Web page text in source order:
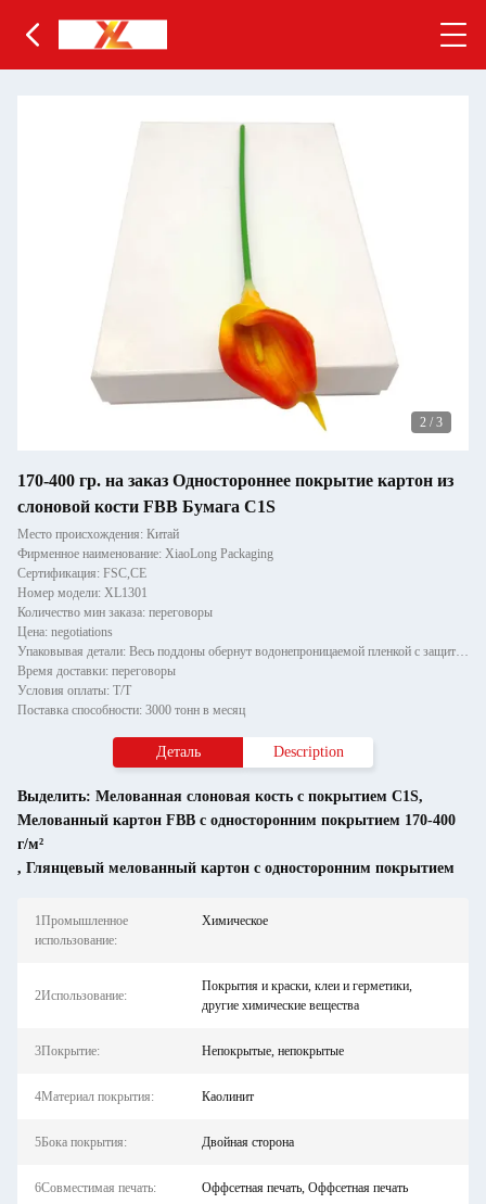
2 / 3
170-400 гр. на заказ Одностороннее покрытие картон из
слоновой кости FBB Бумага C1S
Место происхождения: Китай
Фирменное наименование: XiaoLong Packaging
Сертификация: FSC,CE
Номер модели: XL1301
Количество мин заказа: переговоры
Цена: negotiations
Упаковывая детали: Весь поддоны обернут водонепроницаемой пленкой с защитой из бумажного угла и закреплен двумя полоска
Время доставки: переговоры
Условия оплаты: T/T
Поставка способности: 3000 тонн в месяц
Деталь Description
Выделить: Мелованная слоновая кость с покрытием C1S,
Мелованный картон FBB с односторонним покрытием 170-400
г/м²
, Глянцевый мелованный картон с односторонним покрытием
1Промышленное
использование:
Химическое
2Использование:
Покрытия и краски, клеи и герметики,
другие химические вещества
3Покрытие: Непокрытые, непокрытые
4Материал покрытия: Каолинит
5Бока покрытия: Двойная сторона
6Совместимая печать: Оффсетная печать, Оффсетная печать